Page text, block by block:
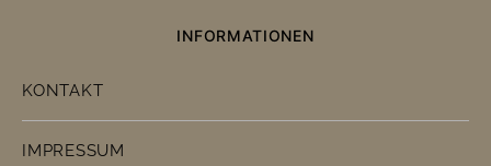
INFORMATIONEN
KONTAKT
IMPRESSUM